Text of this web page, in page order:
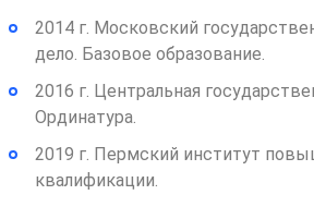
2014 г. Московский
дело. Базовое образование.
2016 г. Центральная
Ординатура.
2019 г. Пермский институт
квалификации.